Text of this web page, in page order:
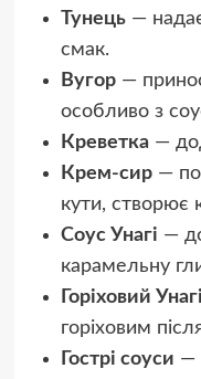
Тунець—
смак.
Вугор—
особливо з
Креветка—
Крем-сир—
кути, створює
Соус Унагі —
карамельну
Горіховий Унагі
горіховим
Гострі соуси —